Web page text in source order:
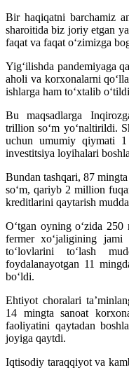
Bir haqiqatni barchamiz
sharoitida biz joriy etgan
faqat va faqat o‘zimizga
Yig‘ilishda pandemiyaga
aholi va korxonalarni
ishlarga ham to‘xtalib
Bu maqsadlarga
trillion so‘m yo‘naltirildi.
uchun umumiy qiymati
investitsiya loyihalari
Bundan tashqari, 87
so‘m, qariyb 2 million
kreditlarini qaytarish
O‘tgan oyning o‘zida
fermer xo‘jaligining
to‘lovlarini to‘lash
foydalanayotgan 11
bo‘ldi.
Ehtiyot choralari
14 mingta sanoat
faoliyatini qaytadan
joyiga qaytdi.
Iqtisodiy taraqqiyot va